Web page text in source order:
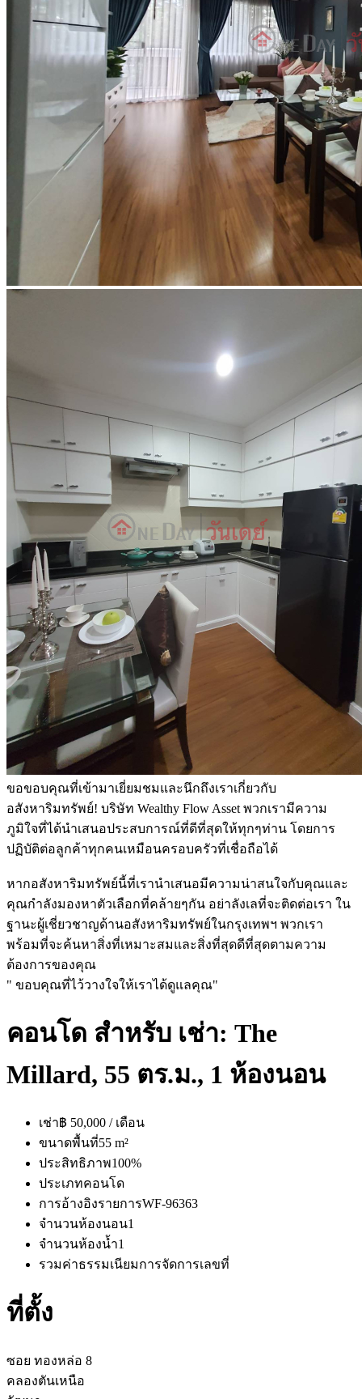
ขอขอบคุณที่เข้ามาเยี่ยมชมและนึกถึงเราเกี่ยวกับ
อสังหาริมทรัพย์! บริษัท Wealthy Flow Asset พวกเรามีความ
ภูมิใจที่ได้นำเสนอประสบการณ์ที่ดีที่สุดให้ทุกๆท่าน โดยการ
ปฏิบัติต่อลูกค้าทุกคนเหมือนครอบครัวที่เชื่อถือได้
หากอสังหาริมทรัพย์นี้ที่เรานำเสนอมีความน่าสนใจกับคุณและ
คุณกำลังมองหาตัวเลือกที่คล้ายๆกัน อย่าลังเลที่จะติดต่อเรา ใน
ฐานะผู้เชี่ยวชาญด้านอสังหาริมทรัพย์ในกรุงเทพฯ พวกเรา
พร้อมที่จะค้นหาสิ่งที่เหมาะสมและสิ่งที่สุดดีที่สุดตามความ
ต้องการของคุณ
" ขอบคุณที่ไว้วางใจให้เราได้ดูแลคุณ"
คอนโด สำหรับ เช่า: The
Millard, 55 ตร.ม., 1 ห้องนอน
เช่า฿ 50,000 / เดือน
ขนาดพื้นที่55 m²
ประสิทธิภาพ100%
ประเภทคอนโด
การอ้างอิงรายการWF-96363
จำนวนห้องนอน1
จำนวนห้องน้ำ1
รวมค่าธรรมเนียมการจัดการเลขที่
ที่ตั้ง
ซอย ทองหล่อ 8
คลองตันเหนือ